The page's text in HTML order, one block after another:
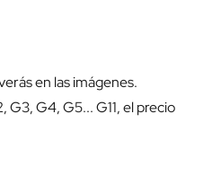
en las imágenes.
G4, G5... G11, el precio